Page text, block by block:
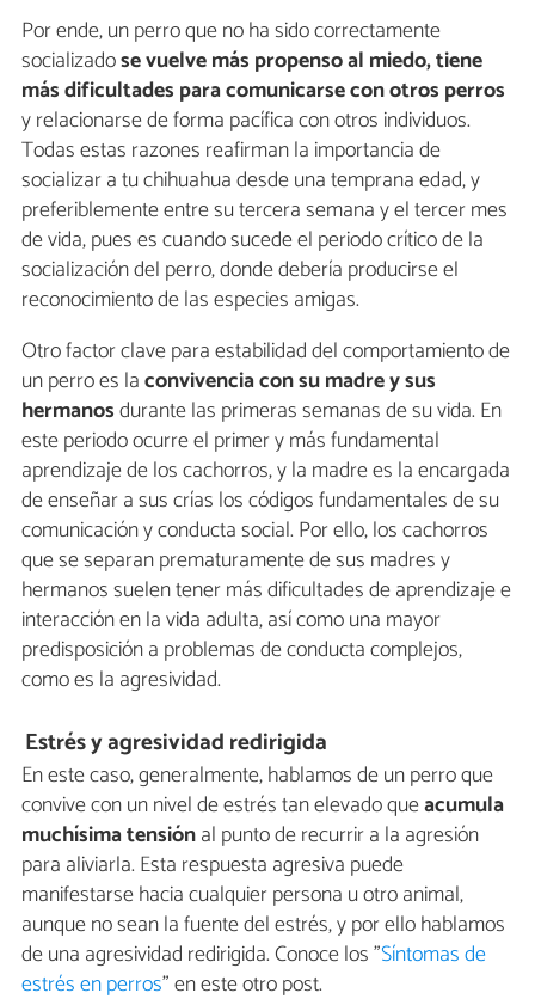
Por ende, un perro que no ha sido correctamente
socializadose vuelve más propenso al miedo, tiene
más dificultades para comunicarse con otros perros
y relacionarse de forma pacífica con otros individuos.
Todas estas razones reafirman la importancia de
socializar a tu chihuahua desde una temprana edad, y
preferiblemente entre su tercera semana y el tercer mes
de vida, pues es cuando sucede el periodo crítico de la
socialización del perro, donde debería producirse el
reconocimiento de las especies amigas.
Otro factor clave para estabilidad del comportamiento de
un perro es laconvivencia con su madre y sus
hermanosdurante las primeras semanas de su vida. En
este periodo ocurre el primer y más fundamental
aprendizaje de los cachorros, y la madre es la encargada
de enseñar a sus crías los códigos fundamentales de su
comunicación y conducta social. Por ello, los cachorros
que se separan prematuramente de sus madres y
hermanos suelen tener más dificultades de aprendizaje e
interacción en la vida adulta, así como una mayor
predisposición a problemas de conducta complejos,
como es la agresividad.
Estrés y agresividad redirigida
En este caso, generalmente, hablamos de un perro que
convive con un nivel de estrés tan elevado queacumula
muchísima tensiónal punto de recurrir a la agresión
para aliviarla. Esta respuesta agresiva puede
manifestarse hacia cualquier persona u otro animal,
aunque no sean la fuente del estrés, y por ello hablamos
de una agresividad redirigida. Conoce los "Síntomas de
estrés en perros" en este otro post.